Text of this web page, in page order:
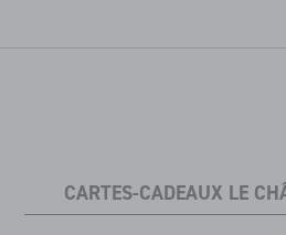
CARTES-CADEAUX LE